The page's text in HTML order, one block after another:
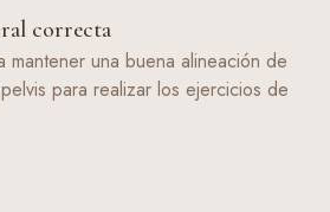
correcta
mantener una buena alineación de
para realizar los ejercicios de